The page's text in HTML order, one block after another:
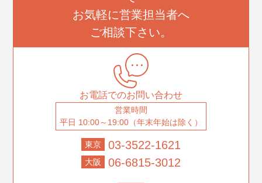
お気軽に営業担当者へ
ご相談下さい。
お電話でのお問い合わせ
営業時間
平日 10:00～19:00（年末年始は除く）
東京 03-3522-1621
大阪 06-6815-3012